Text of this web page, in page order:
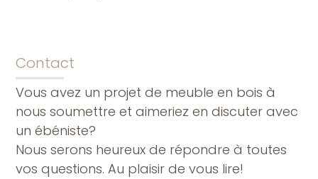
Contact
Vous avez un projet de meuble en bois à
nous soumettre et aimeriez en discuter avec
un ébéniste?
Nous serons heureux de répondre à toutes
vos questions. Au plaisir de vous lire!